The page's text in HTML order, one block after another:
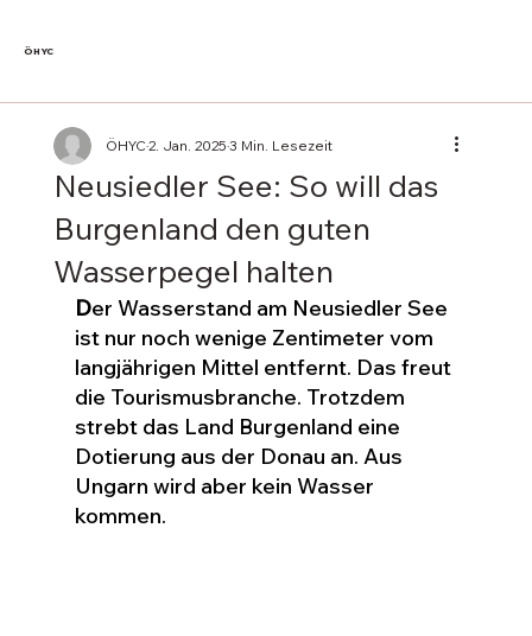
ÖHYC
Neusiedler See: So will das
Burgenland den guten
Wasserpegel halten
ÖHYC2. Jan. 20253 Min. Lesezeit
Der Wasserstand am Neusiedler See
ist nur noch wenige Zentimeter vom
langjährigen Mittel entfernt. Das freut
die Tourismusbranche. Trotzdem
strebt das Land Burgenland eine
Dotierung aus der Donau an. Aus
Ungarn wird aber kein Wasser
kommen.